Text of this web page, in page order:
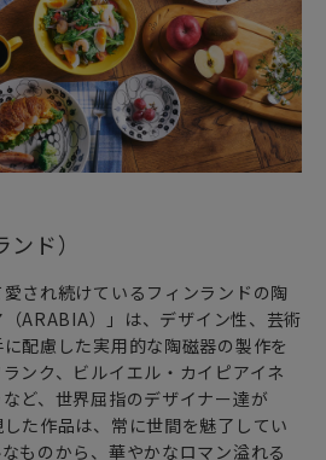
の窯である“アラビア
ルウェア“北欧食器”は、言わずと知
須アイテムです。
ド）
され続けているフィンランドの陶
ARABIA）」は、デザイン性、芸術
配慮した実用的な陶磁器の製作を
ンク、ビルイエル・カイピアイネ
ど、世界屈指のデザイナー達が
た作品は、常に世間を魅了してい
ものから、華やかなロマン溢れる